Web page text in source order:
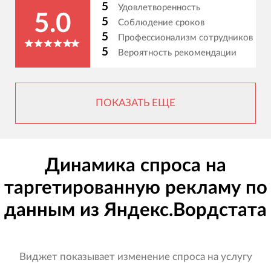
5.0
5 Удовлетворенность
5 Соблюдение сроков
5 Профессионализм сотрудников
5 Вероятность рекомендации
ПОКАЗАТЬ ЕЩЕ
Динамика спроса на
таргетированную рекламу по
данным из Яндекс.Вордстата
Виджет показывает изменение спроса на услугу